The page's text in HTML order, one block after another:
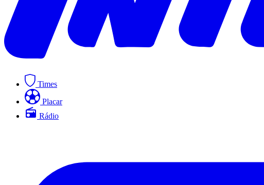
Times
Placar
Rádio